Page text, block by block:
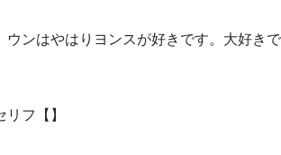
ウンはやはりヨンスが好きです。大好きで
フ【】